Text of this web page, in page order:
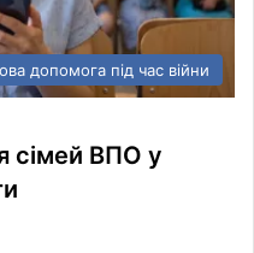
допомога під час війни
сімей ВПО у